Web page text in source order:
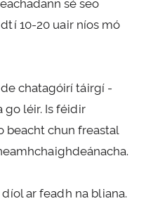
sé seo
10-20 uair níos mó
chatagóirí táirgí -
go léir. Is féidir
beacht chun freastal
ar feadh na bliana.